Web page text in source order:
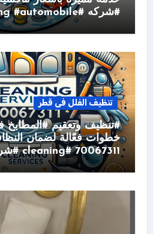
#شركه #cleaning #automobile
تنظيف الفلل فى قطر
#تنظيف وتعقيم
خطوات فعّالة لضمان
70067311 #cleaning #شركه #toilet